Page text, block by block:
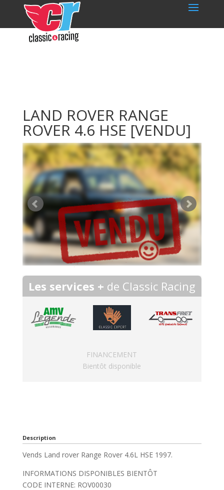
LAND ROVER RANGE
ROVER 4.6 HSE [VENDU]
Les services + de Classic Racing
FINANCEMENT
Bientôt disponible
Description
Vends Land rover Range Rover 4.6L HSE 1997.
INFORMATIONS DISPONIBLES BIENTÔT
CODE INTERNE: ROV00030